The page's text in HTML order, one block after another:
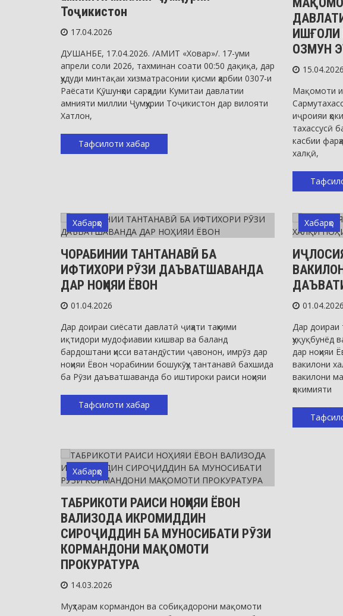
Тоҷикистон
17.04.2026
ДУШАНБЕ, 17.04.2026. /АМИТ «Ховар»/. 17-уми
апрели соли 2026, тахминан соати 00:50 дақиқа, дар
ҳудуди минтақаи хизматрасонии қисми ҳарбии 0307-и
Раёсати Қӯшунҳои сарҳадии Кумитаи давлатии
амнияти миллии Ҷумҳурии Тоҷикистон дар вилояти
Хатлон,
Тафсилоти хабар
ИШҒОЛИ
ОЗМУН
15.04.2026
Мақомоти
иҷроияи
тахассусӣ
касбии
халқӣ,
Хабарҳо
ЧОРАБИНИИ ТАНТАНАВӢ БА
ИФТИХОРИ РӮЗИ ДАЪВАТШАВАНДА
ДАР НОҲИЯИ ЁВОН
01.04.2026
Дар доираи сиёсати давлатӣ ҷиҳати таҳкими
иқтидори мудофиавии кишвар ва баланд
бардоштани ҳисси ватандӯстии ҷавонон, имрӯз дар
ноҳияи Ёвон чорабинии бошукӯҳу тантанавӣ бахшида
ба Рӯзи даъватшаванда бо иштироки раиси ноҳияи
Тафсилоти хабар
Хабарҳо
01.04.2026
Дар доираи
ҳуқуқбунёд
дар ноҳияи
вакилони
вакилони
ҳокимияти
Хабарҳо
ТАБРИКОТИ РАИСИ НОҲИЯИ ЁВОН
ВАЛИЗОДА ИКРОМИДДИН
СИРОҶИДДИН БА МУНОСИБАТИ РӮЗИ
КОРМАНДОНИ МАҚОМОТИ
ПРОКУРАТУРА
14.03.2026
Муҳтарам кормандон ва собиқадорони мақомоти